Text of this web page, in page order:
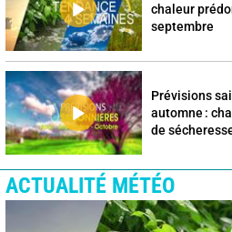
chaleur
septembre
Prévisions
automne :
de
ACTUALITÉ MÉTÉO